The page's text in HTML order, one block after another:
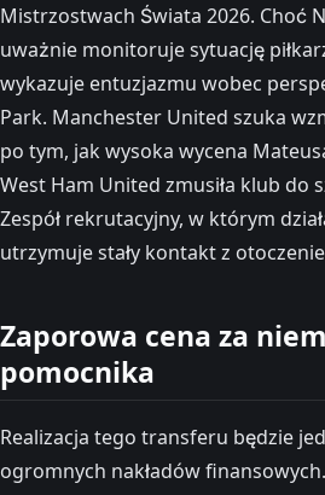
Mistrzostwach Świata 2026. Choć
uważnie monitoruje sytuację
wykazuje entuzjazmu wobec
Park. Manchester United szuka
po tym, jak wysoka wycena
West Ham United zmusiła klub do
Zespół rekrutacyjny, w którym
utrzymuje stały kontakt z
Zaporowa cena za
pomocnika
Realizacja tego transferu będzie
ogromnych nakładów